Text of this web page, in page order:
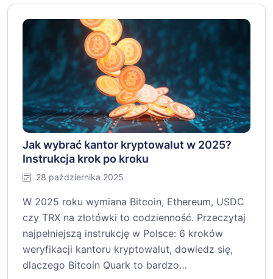
Jak wybrać kantor kryptowalut w 2025?
Instrukcja krok po kroku
28 października 2025
W 2025 roku wymiana Bitcoin, Ethereum, USDC
czy TRX na złotówki to codzienność. Przeczytaj
najpełniejszą instrukcję w Polsce: 6 kroków
weryfikacji kantoru kryptowalut, dowiedz się,
dlaczego Bitcoin Quark to bardzo…